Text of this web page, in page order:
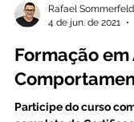
4 de jun. de 2021